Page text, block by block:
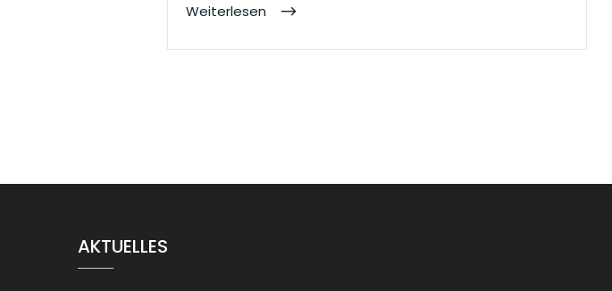
Weiterlesen
AKTUELLES